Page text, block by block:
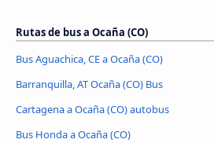
Rutas de bus a Ocaña (CO)
Bus Aguachica, CE a Ocaña (CO)
Barranquilla, AT Ocaña (CO) Bus
Cartagena a Ocaña (CO) autobus
Bus Honda a Ocaña (CO)